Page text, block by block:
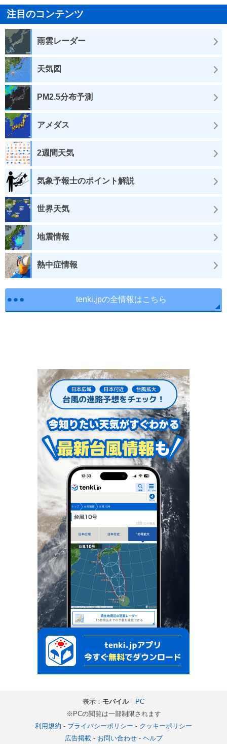
注目のコンテンツ
雨雲レーダー
天気図
PM2.5分布予測
アメダス
2週間天気
気象予報士のポイント解説
世界天気
地震情報
熱中症情報
tenki.jpの全情報はこちら
表示： モバイル｜ PC
※PCの閲覧は一部制限されます
利用規約 - プライバシーポリシー - クッキーポリシー
広告掲載- お問い合わせ- ヘルプ